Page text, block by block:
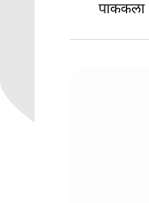
पाककला